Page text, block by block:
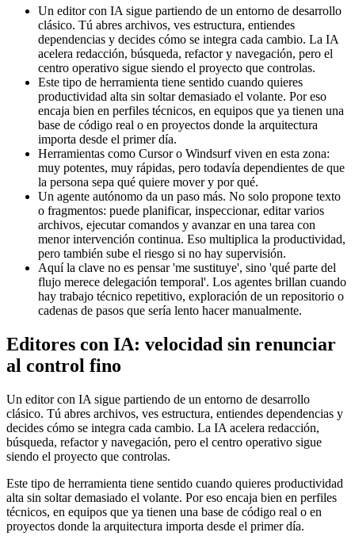
Un editor con IA sigue partiendo de un entorno de desarrollo
clásico. Tú abres archivos, ves estructura, entiendes
dependencias y decides cómo se integra cada cambio. La IA
acelera redacción, búsqueda, refactor y navegación, pero el
centro operativo sigue siendo el proyecto que controlas.
Este tipo de herramienta tiene sentido cuando quieres
productividad alta sin soltar demasiado el volante. Por eso
encaja bien en perfiles técnicos, en equipos que ya tienen una
base de código real o en proyectos donde la arquitectura
importa desde el primer día.
Herramientas como Cursor o Windsurf viven en esta zona:
muy potentes, muy rápidas, pero todavía dependientes de que
la persona sepa qué quiere mover y por qué.
Un agente autónomo da un paso más. No solo propone texto
o fragmentos: puede planificar, inspeccionar, editar varios
archivos, ejecutar comandos y avanzar en una tarea con
menor intervención continua. Eso multiplica la productividad,
pero también sube el riesgo si no hay supervisión.
Aquí la clave no es pensar 'me sustituye', sino 'qué parte del
flujo merece delegación temporal'. Los agentes brillan cuando
hay trabajo técnico repetitivo, exploración de un repositorio o
cadenas de pasos que sería lento hacer manualmente.
Editores con IA: velocidad sin renunciar
al control fino
Un editor con IA sigue partiendo de un entorno de desarrollo
clásico. Tú abres archivos, ves estructura, entiendes dependencias y
decides cómo se integra cada cambio. La IA acelera redacción,
búsqueda, refactor y navegación, pero el centro operativo sigue
siendo el proyecto que controlas.
Este tipo de herramienta tiene sentido cuando quieres productividad
alta sin soltar demasiado el volante. Por eso encaja bien en perfiles
técnicos, en equipos que ya tienen una base de código real o en
proyectos donde la arquitectura importa desde el primer día.